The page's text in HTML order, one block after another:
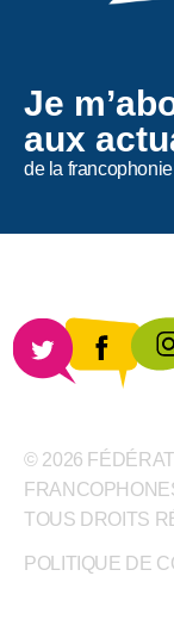
Je
aux
de la
© 2026
TOUS DROITS
POLITIQUE DE